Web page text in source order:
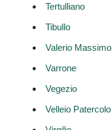
Tertulliano
Tibullo
Valerio Massimo
Varrone
Vegezio
Velleio Patercolo